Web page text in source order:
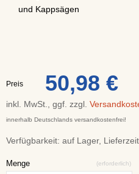
und Kappsägen
Preis 50,98 €
inkl. MwSt., ggf. zzgl.
innerhalb Deutschlands versandkostenfrei!
Verfügbarkeit: auf Lager,
Menge (erforderlich)